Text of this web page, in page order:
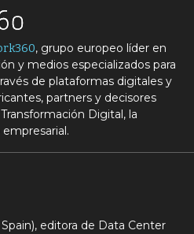
, grupo europeo líder en
y medios especializados para
de plataformas digitales y
partners y decisores
Digital, la
editora de Data Center